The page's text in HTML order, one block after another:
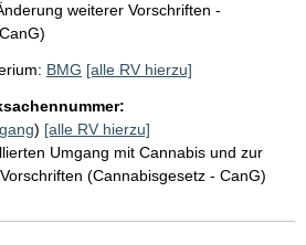
weiterer Vorschriften -
BMG [alle RV hierzu]
) [alle RV hierzu]
Umgang mit Cannabis und zur
(Cannabisgesetz - CanG)